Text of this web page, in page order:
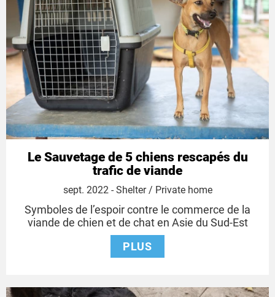
Le Sauvetage de 5 chiens rescapés du
trafic de viande
1
septembre
2022
sept. 2022 - Shelter / Private home
Symboles de l’espoir contre le commerce de la
viande de chien et de chat en Asie du Sud-Est
PLUS